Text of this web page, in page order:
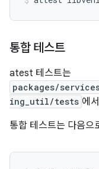
통합 테스트
atest 테스트는
packages/
ing_util/tests 에
통합 테스트는 다음으